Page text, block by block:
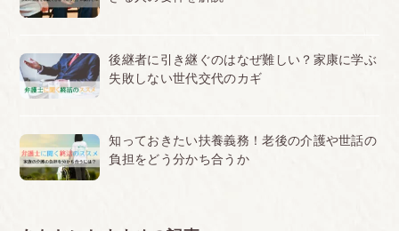
後継者に引き継ぐのはなぜ難しい？家康に学ぶ
失敗しない世代交代のカギ
知っておきたい扶養義務！老後の介護や世話の
負担をどう分かち合うか